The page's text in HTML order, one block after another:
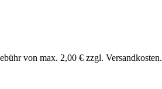
von max. 2,00 € zzgl. Versandkosten.